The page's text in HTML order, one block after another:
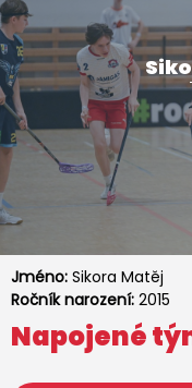
Jméno: Sikora Matěj
Ročník narození: 2015
Napojené